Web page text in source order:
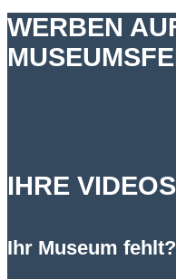
WERBEN
IHRE VIDEOS
Ihr Museum fehlt?